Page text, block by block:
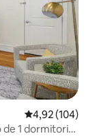
Calificación
4,92 (104)
1 dormitorio